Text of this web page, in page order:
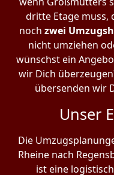
dritte Etage muss,
noch zwei
nicht umziehen
wünschst ein
wir Dich
übersenden wir
Unser
Die
Rheine nach
ist eine